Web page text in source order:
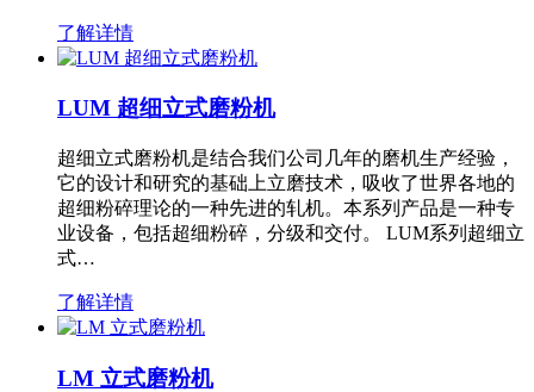
了解详情
LUM 超细立式磨粉机
超细立式磨粉机是结合我们公司几年的磨机生产经验，
它的设计和研究的基础上立磨技术，吸收了世界各地的
超细粉碎理论的一种先进的轧机。本系列产品是一种专
业设备，包括超细粉碎，分级和交付。 LUM系列超细立
式…
了解详情
LM 立式磨粉机